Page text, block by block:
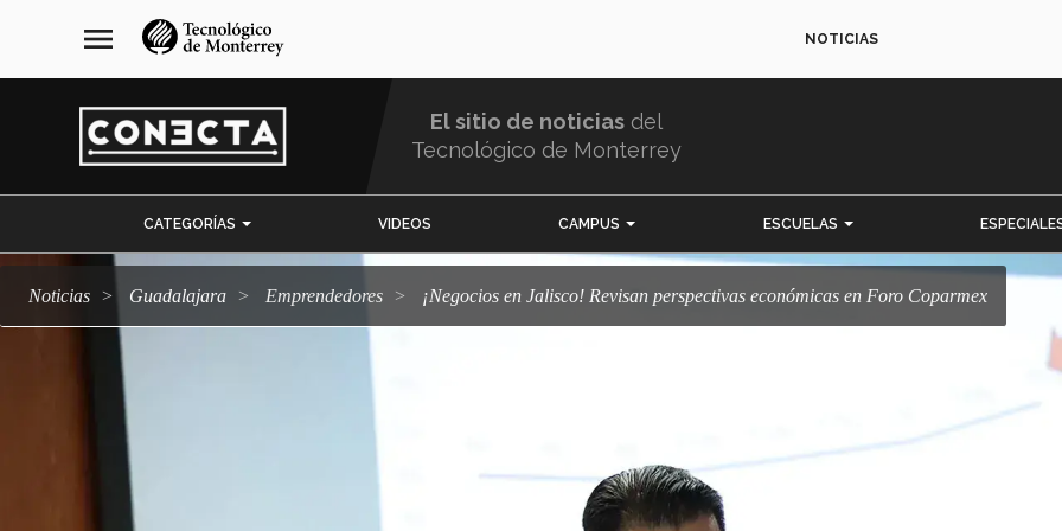
navegación
principal
menu NOTICIAS
El sitio de noticias del
Tecnológico de Monterrey
CATEGORÍAS VIDEOS CAMPUS ESCUELAS
Noticias Guadalajara emprendedores ¡Negocios en Jalisco! Revisan perspectivas económicas en Foro Coparmex